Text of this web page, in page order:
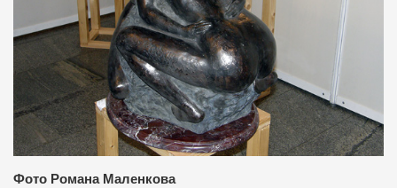
Фото Романа Маленкова